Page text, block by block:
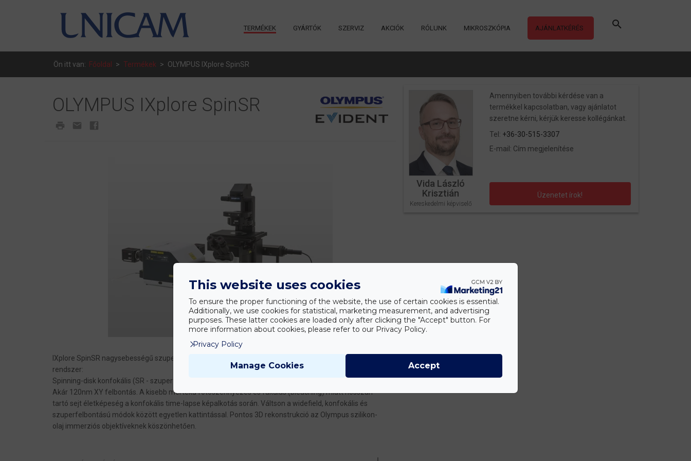
TERMÉKEK GYÁRTÓK SZERVIZ AKCIÓK RÓLUNK MIKROSZKÓPIA AJÁNLATKÉRÉS
Ön itt van: Főoldal > Termékek > OLYMPUS IXplore SpinSR
OLYMPUS IXplore SpinSR
IXplore SpinSR nagysebességű szuperfelbontású spinning-disc konfokális képalkotó mikroszkóp
rendszer:
Spinning-disk konfokális (SR - szuperfelbontású) mikroszkóp rendszer valósidejű vezérlő egységgel.
Akár 120nm XY felbontás. A kisebb mértékű fotoszennyezés és fakulás (bleaching) miatt hosszan
tartó sejt életképeség a konfokális time-lapse képalkotás során. Váltson a widefield, konfokális és
szuperfelbontású módok között egyetlen kattintással. Pontos 3D rekonstrukció az Olympus szilikon-
olaj immerziós objektíveknek köszönhetően.
Vida László
Krisztián
Kereskedelmi képviselő
Amennyiben további kérdése van a
termékkel kapcsolatban, vagy ajánlatot
szeretne kérni, kérjük keresse kollégánkat.
Tel: +36-30-515-3307
E-mail: Cím megjelenítése
Üzenetet írok!
This website uses cookies
To ensure the proper functioning of the website, the use of certain cookies is essential.
Additionally, we use cookies for statistical, marketing measurement, and advertising
purposes. These latter cookies are loaded only after clicking the "Accept" button. For
more information about cookies, please refer to our Privacy Policy.
Privacy Policy
Manage Cookies Accept